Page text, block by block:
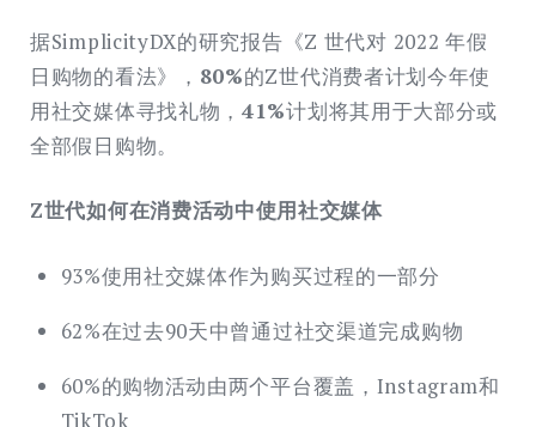
据SimplicityDX的研究报告《Z 世代对 2022 年假
日购物的看法》， 80%的Z世代消费者计划今年使
用社交媒体寻找礼物， 41%计划将其用于大部分或
全部假日购物。
Z世代如何在消费活动中使用社交媒体
93%使用社交媒体作为购买过程的一部分
62%在过去90天中曾通过社交渠道完成购物
60%的购物活动由两个平台覆盖，Instagram和
TikTok